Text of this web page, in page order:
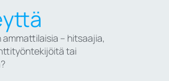
– hitsaajia,
tai